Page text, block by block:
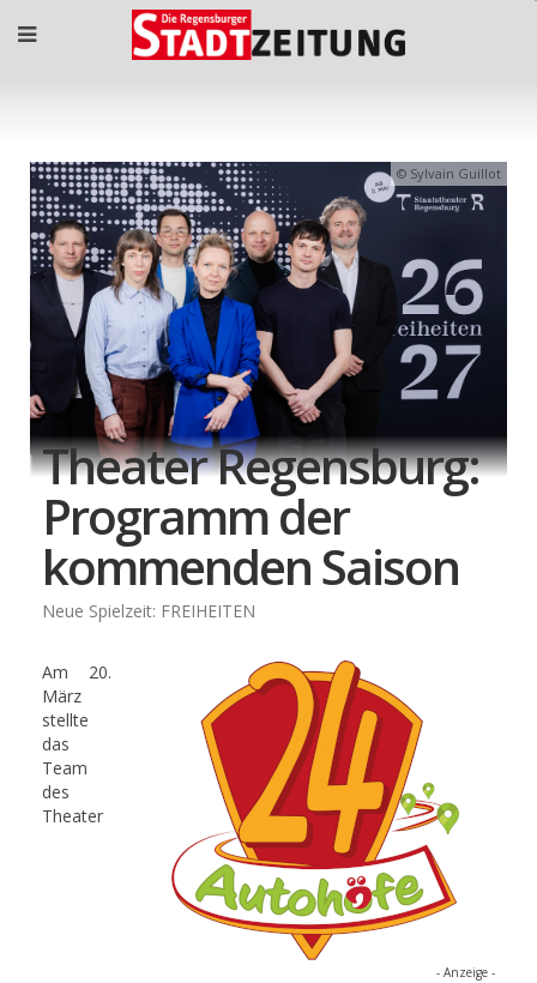
Sylvain Guillot
Theater Regensburg:
Programm der
kommenden Saison
Neue Spielzeit: FREIHEITEN
- Anzeige -
Am 20.
März
stellte
das
Team
des
Theater